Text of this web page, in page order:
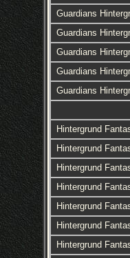
Guardians
Guardians
Guardians
Guardians
Guardians
Hintergrund
Hintergrund
Hintergrund
Hintergrund
Hintergrund
Hintergrund
Hintergrund